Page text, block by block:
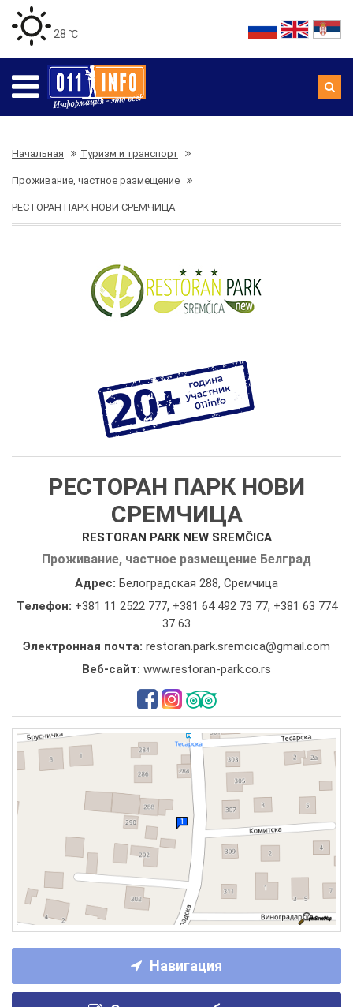
28 ℃
Начальная Туризм и транспорт
Проживание, частное размещение
РЕСТОРАН ПАРК НОВИ СРЕМЧИЦА
РЕСТОРАН ПАРК НОВИ
СРЕМЧИЦА
RESTORAN PARK NEW SREMČICA
Проживание, частное размещение Белград
Адрес: Белоградская 288, Сремчица
Телефон: +381 11 2522 777, +381 64 492 73 77, +381 63 774
37 63
Электронная почта: restoran.park.sremcica@gmail.com
Веб-сайт: www.restoran-park.co.rs
Навигация